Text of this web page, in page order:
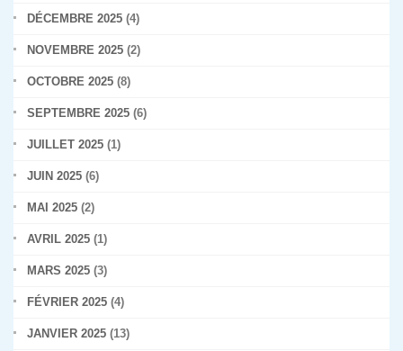
DÉCEMBRE 2025 (4)
NOVEMBRE 2025 (2)
OCTOBRE 2025 (8)
SEPTEMBRE 2025 (6)
JUILLET 2025 (1)
JUIN 2025 (6)
MAI 2025 (2)
AVRIL 2025 (1)
MARS 2025 (3)
FÉVRIER 2025 (4)
JANVIER 2025 (13)